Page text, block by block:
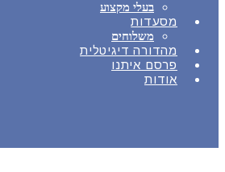
בעלי מקצוע
מסעדות
משלוחים
מהדורה דיגיטלית
פרסם איתנו
אודות